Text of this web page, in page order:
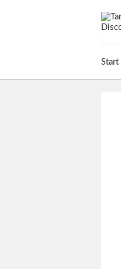
Start